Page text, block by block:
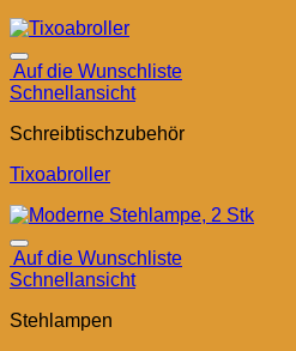
Auf die Wunschliste
Schnellansicht
Schreibtischzubehör
Tixoabroller
Auf die Wunschliste
Schnellansicht
Stehlampen